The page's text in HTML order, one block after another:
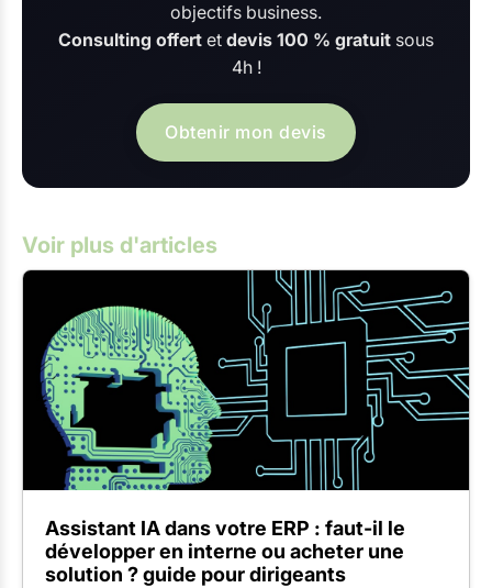
objectifs business.
Consulting offert et devis 100 % gratuit sous
4h !
Obtenir mon devis
Voir plus d'articles
Assistant IA dans votre ERP : faut-il le
développer en interne ou acheter une
solution ? guide pour dirigeants